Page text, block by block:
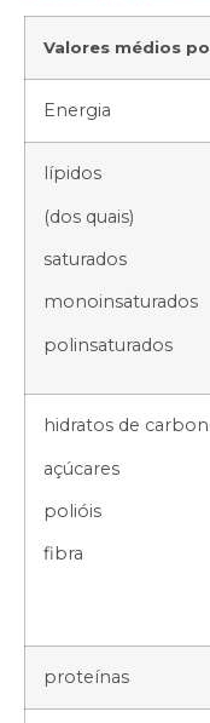
Valores médios
Energia
lípidos
(dos quais)
saturados
monoinsaturados
polinsaturados
hidratos de
açúcares
polióis
fibra
proteínas